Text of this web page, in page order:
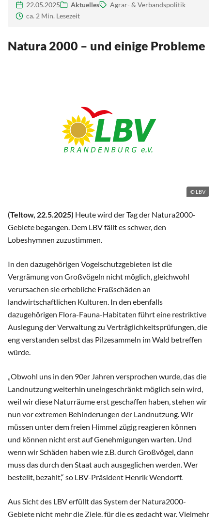
22.05.2025 Aktuelles
Agrar- & Verbandspolitik
ca. 2 Min. Lesezeit
Natura 2000 – und einige Probleme
© LBV
(Teltow, 22.5.2025) Heute wird der Tag der Natura2000-
Gebiete begangen. Dem LBV fällt es schwer, den
Lobeshymnen zuzustimmen.
In den dazugehörigen Vogelschutzgebieten ist die
Vergrämung von Großvögeln nicht möglich, gleichwohl
verursachen sie erhebliche Fraßschäden an
landwirtschaftlichen Kulturen. In den ebenfalls
dazugehörigen Flora-Fauna-Habitaten führt eine restriktive
Auslegung der Verwaltung zu Verträglichkeitsprüfungen, die
eng verstanden selbst das Pilzesammeln im Wald betreffen
würde.
„Obwohl uns in den 90er Jahren versprochen wurde, das die
Landnutzung weiterhin uneingeschränkt möglich sein wird,
weil wir diese Naturräume erst geschaffen haben, stehen wir
nun vor extremen Behinderungen der Landnutzung. Wir
müssen unter dem freien Himmel zügig reagieren können
und können nicht erst auf Genehmigungen warten. Und
wenn wir Schäden haben wie z.B. durch Großvögel, dann
muss das durch den Staat auch ausgeglichen werden. Wer
bestellt, bezahlt,“ so LBV-Präsident Henrik Wendorff.
Aus Sicht des LBV erfüllt das System der Natura2000-
Gebiete nicht mehr die Ziele, für die es gedacht war. Vielmehr